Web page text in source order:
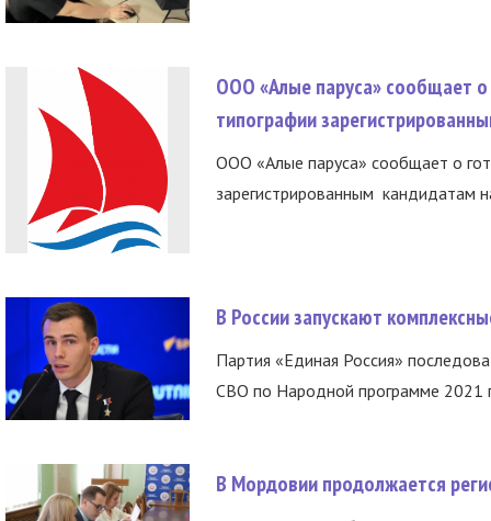
ООО «Алые паруса» сообщает о
типографии
ООО «Алые паруса» сообщает о
зарегистрированным кандидатам
В России запускают
Партия «Единая Россия»
СВО по Народной программе 2021
В Мордовии продолжается